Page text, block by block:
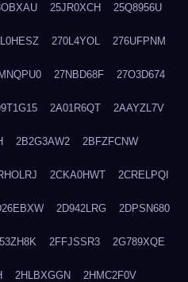
25JR0XCH 25Q8956U
270L4YOL 276UFPNM
27NBD68F 27O3D674
2A01R6QT 2AAYZL7V
2B2G3AW2 2BFZFCNW
2CKA0HWT 2CRELPQI
2D942LRG 2DPSN680
2FFJSSR3 2G789XQE
2HLBXGGN 2HMC2F0V